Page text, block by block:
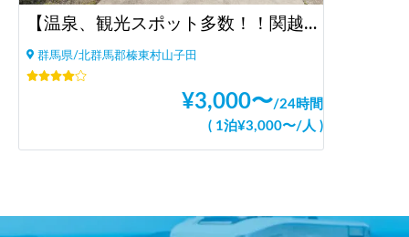
アクセスできるので、そちらの観光目的で利用はありだと思
います。
純粋に1泊ということであれば良い選択のひとつだと思いま
す。
保温泉付近は駐車場が最大料金なしの所ばかりかつ満車がほ
とんどなので、車中泊後に車を置ける場所があるかと言うと
疑問です。
てから決めた方が良いとは思います。
【温泉、観光スポット多数！！関越自動車道からアクセス良好♪】多目的スタジオ月兎園 駐車場
群馬県/北群馬郡榛東村山子田
¥3,000〜/24時間
( 1泊¥3,000〜/ 人 )